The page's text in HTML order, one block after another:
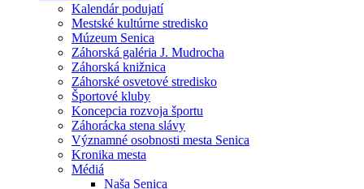
Kalendár podujatí
Mestské kultúrne stredisko
Múzeum Senica
Záhorská galéria J. Mudrocha
Záhorská knižnica
Záhorské osvetové stredisko
Športové kluby
Koncepcia rozvoja športu
Záhorácka stena slávy
Významné osobnosti mesta Senica
Kronika mesta
Médiá
Naša Senica